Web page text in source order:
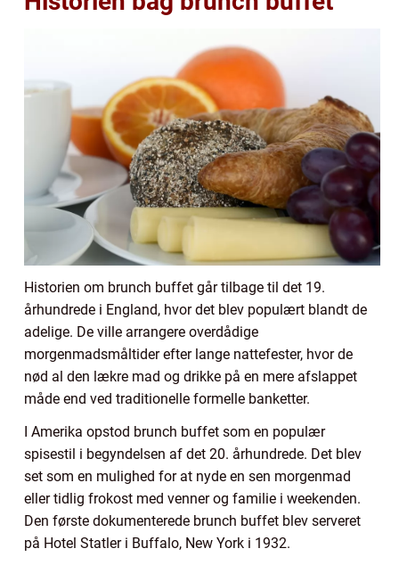
Historien om brunch buffet går tilbage til det 19.
århundrede i England, hvor det blev populært blandt de
adelige. De ville arrangere overdådige
morgenmadsmåltider efter lange nattefester, hvor de
nød al den lækre mad og drikke på en mere afslappet
måde end ved traditionelle formelle banketter.
I Amerika opstod brunch buffet som en populær
spisestil i begyndelsen af det 20. århundrede. Det blev
set som en mulighed for at nyde en sen morgenmad
eller tidlig frokost med venner og familie i weekenden.
Den første dokumenterede brunch buffet blev serveret
på Hotel Statler i Buffalo, New York i 1932.